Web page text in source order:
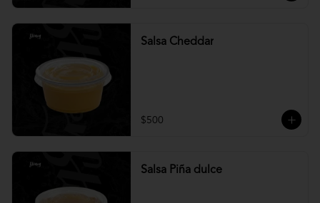
Salsa Cheddar
$500
Salsa Piña dulce